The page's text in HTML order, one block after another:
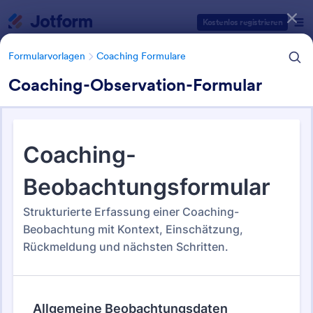
Kostenlos registrieren
Formularvorlagen Coaching Formulare
Coaching-Observation-Formular
Formularvorlagen Coaching Formulare
Coaching Formulare
Formularvorlagen Kategorien